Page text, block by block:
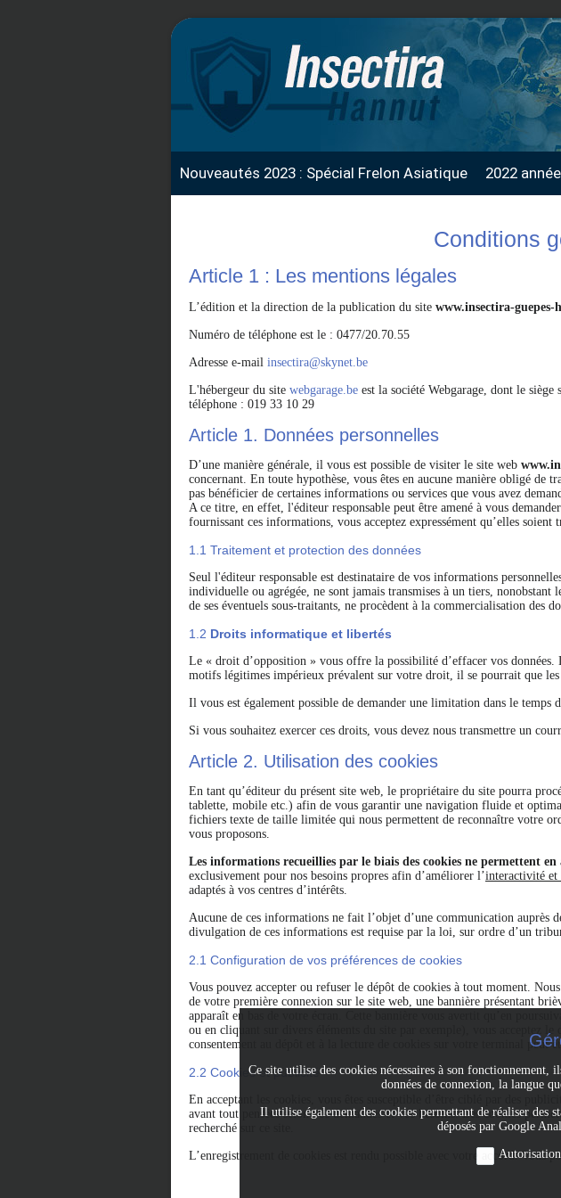
Nouveautés 2023 : Spécial Frelon Asiatique 2022
Conditions
Article 1 : Les mentions légales
L’édition et la direction de la publication du site www.insectira-guepes-
Numéro de téléphone est le : 0477/20.70.55
Adresse e-mail insectira@skynet.be
L'hébergeur du site webgarage.be est la société Webgarage, dont le
téléphone : 019 33 10 29
Article 1. Données personnelles
D’une manière générale, il vous est possible de visiter le site web
concernant. En toute hypothèse, vous êtes en aucune manière obligé de
pas bénéficier de certaines informations ou services que vous avez
A ce titre, en effet, l'éditeur responsable peut être amené à vous
fournissant ces informations, vous acceptez expressément qu’elles soient
1.1 Traitement et protection des données
Seul l'éditeur responsable est destinataire de vos informations
individuelle ou agrégée, ne sont jamais transmises à un tiers,
de ses éventuels sous-traitants, ne procèdent à la commercialisation des
1.2 Droits informatique et libertés
Le « droit d’opposition » vous offre la possibilité d’effacer vos
motifs légitimes impérieux prévalent sur votre droit, il se pourrait que les
Il vous est également possible de demander une limitation dans le temps
Si vous souhaitez exercer ces droits, vous devez nous transmettre un
Article 2. Utilisation des cookies
En tant qu’éditeur du présent site web, le propriétaire du site pourra
tablette, mobile etc.) afin de vous garantir une navigation fluide et
fichiers texte de taille limitée qui nous permettent de reconnaître votre
vous proposons.
Les informations recueillies par le biais des cookies ne permettent
exclusivement pour nos besoins propres afin d’améliorer l’interactivité et
adaptés à vos centres d’intérêts.
Aucune de ces informations ne fait l’objet d’une communication auprès
divulgation de ces informations est requise par la loi, sur ordre d’un
2.1 Configuration de vos préférences de cookies
Vous pouvez accepter ou refuser le dépôt de cookies à tout moment.
de votre première connexion sur le site web, une bannière présentant
apparaît en bas de votre écran. Cette bannière vous avertit qu’en
ou en cliquant sur divers éléments du site par exemple), vous acceptez
consentement au dépôt et à la lecture de cookies sur votre terminal peut
2.2 Cookies et publicité
En acceptant les cookies, vous êtes susceptible d’être ciblé par des
avant tout pensées selon vos demandes et vos besoins. Les cookies
recherché sur ce site.
L’enregistrement de cookies est rendu possible avec votre accord.
Ce site utilise des cookies nécessaires à son
données de connexion, la langue
Il utilise également des cookies permettant de réaliser des
déposés par Google